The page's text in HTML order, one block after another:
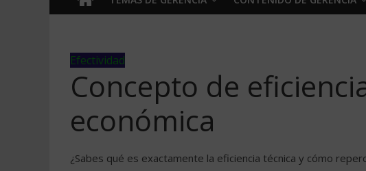
Efectividad
Concepto de
económica
¿Sabes qué es exactamente la eficiencia técnica y cómo